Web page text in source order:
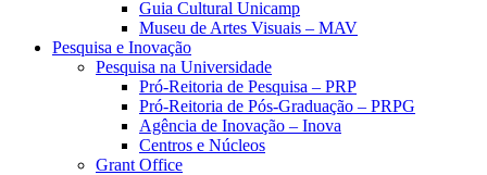
Guia Cultural Unicamp
Museu de Artes Visuais – MAV
Pesquisa e Inovação
Pesquisa na Universidade
Pró-Reitoria de Pesquisa – PRP
Pró-Reitoria de Pós-Graduação – PRPG
Agência de Inovação – Inova
Centros e Núcleos
Grant Office